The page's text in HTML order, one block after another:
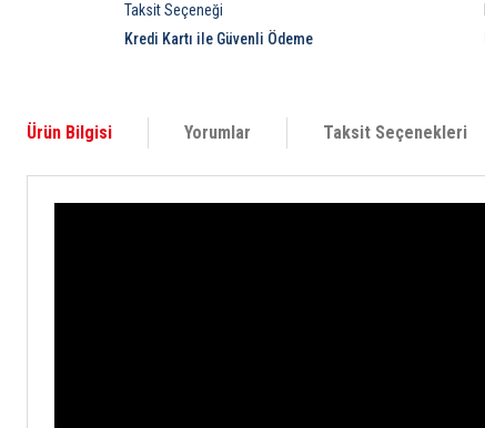
Taksit Seçeneği
Kredi Kartı ile Güvenli Ödeme
Ürün Bilgisi Yorumlar Taksit Seçenekleri